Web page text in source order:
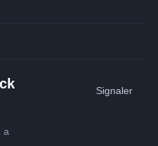
Signaler
a